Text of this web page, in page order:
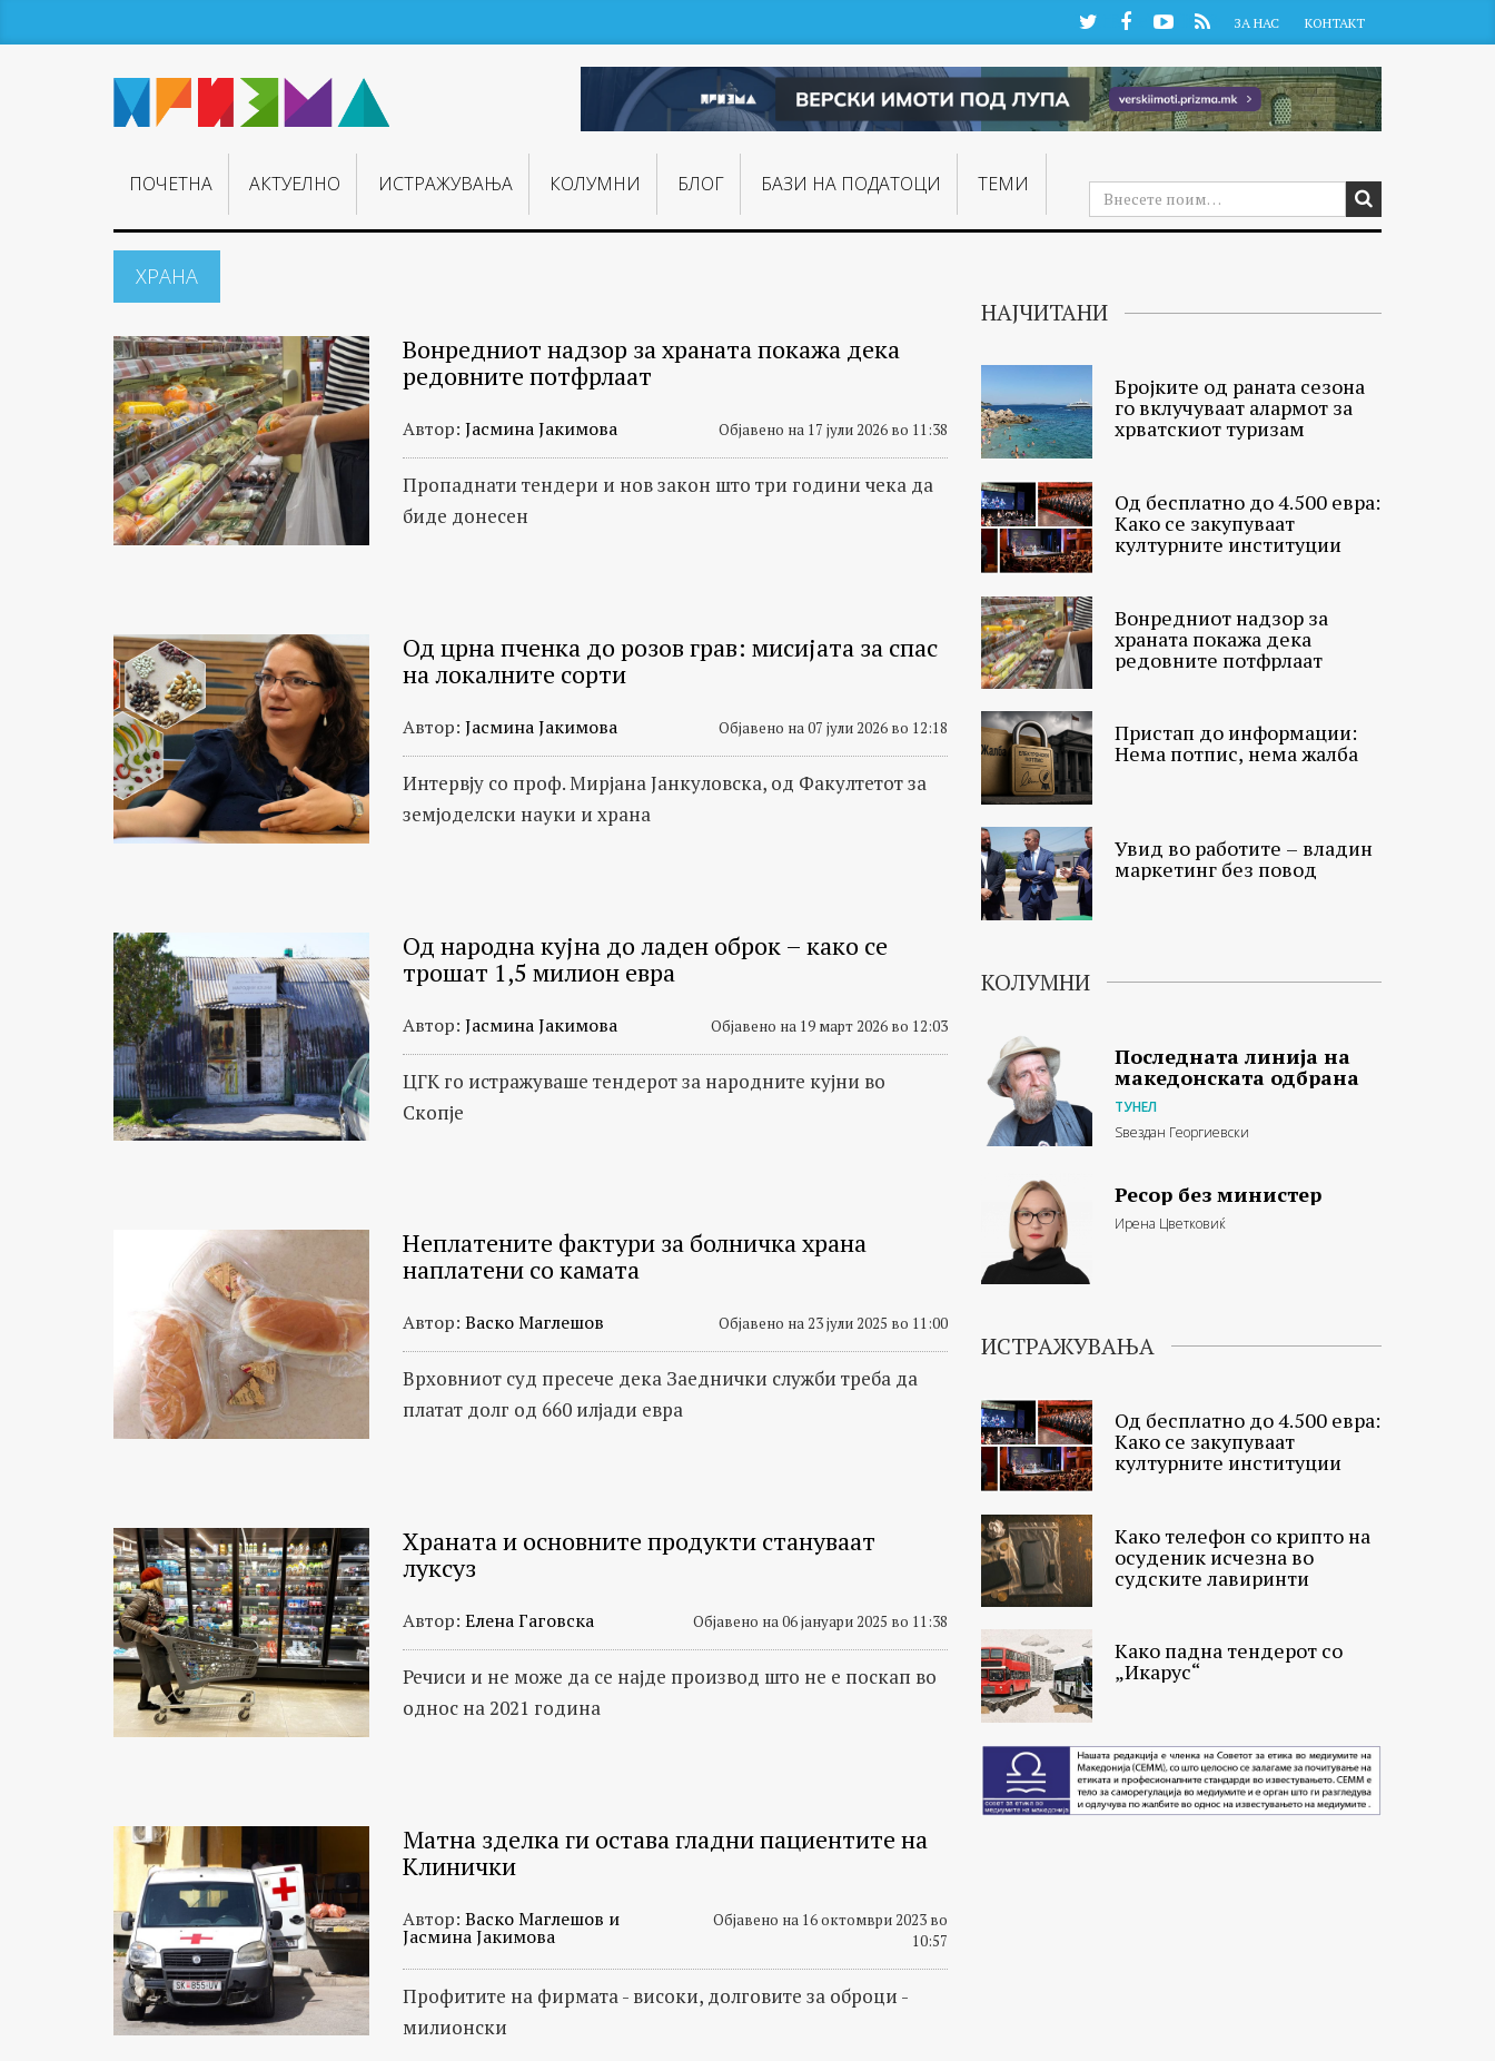
TwitterFacebookYouTube
RSS ЗА НАС КОНТАКТ
ПОЧЕТНА АКТУЕЛНО ИСТРАЖУВАЊA КОЛУМНИ БЛОГ БАЗИ НА ПОДАТОЦИ ТЕМИ
ХРАНА
Вонредниот надзор за храната покажа дека
редовните потфрлаат
Автор: Јасмина Јакимова Објавено на 17 јули 2026 во 11:38
Пропаднати тендери и нов закон што три години чека да
биде донесен
Од црна пченка до розов грав: мисијата за спас
на локалните сорти
Автор: Јасмина Јакимова Објавено на 07 јули 2026 во 12:18
Интервју со проф. Мирјана Јанкуловска, од Факултетот за
земјоделски науки и храна
Од народна кујна до ладен оброк – како се
трошат 1,5 милион евра
Автор: Јасмина Јакимова Објавено на 19 март 2026 во 12:03
ЦГК го истражуваше тендерот за народните кујни во
Скопје
Неплатените фактури за болничка храна
наплатени со камата
Автор: Васко Маглешов Објавено на 23 јули 2025 во 11:00
Врховниот суд пресече дека Заеднички служби треба да
платат долг од 660 илјади евра
Храната и основните продукти стануваат
луксуз
Автор: Елена Гаговска Објавено на 06 јануари 2025 во 11:38
Речиси и не може да се најде производ што не е поскап во
однос на 2021 година
Мaтна зделка ги остава гладни пациентите на
Клинички
Автор: Васко Маглешов и
Јасмина Јакимова
Објавено на 16 октомври 2023 во
10:57
Профитите на фирмата - високи, долговите за оброци -
милионски
НАЈЧИТАНИ
Бројките од раната сезона
го вклучуваат алармот за
хрватскиот туризам
Од бесплатно до 4.500 евра:
Како се закупуваат
културните институции
Вонредниот надзор за
храната покажа дека
редовните потфрлаат
Пристап до информации:
Нема потпис, нема жалба
Увид во работите – владин
маркетинг без повод
КОЛУМНИ
Последната линија на
македонската одбрана
ТУНЕЛ
Ѕвездан Георгиевски
Ресор без министер
Ирена Цветковиќ
ИСТРАЖУВАЊА
Од бесплатно до 4.500 евра:
Како се закупуваат
културните институции
Како телефон со крипто на
осуденик исчезна во
судските лавиринти
Како падна тендерот со
„Икарус“